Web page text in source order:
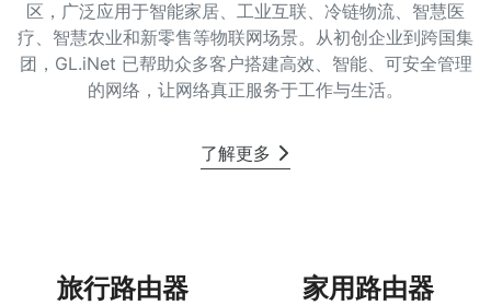
区，广泛应用于智能家居、工业互联、冷链物流、智慧医
疗、智慧农业和新零售等物联网场景。从初创企业到跨国集
团，GL.iNet 已帮助众多客户搭建高效、智能、可安全管理
的网络，让网络真正服务于工作与生活。
了解更多
旅行路由器 家用路由器